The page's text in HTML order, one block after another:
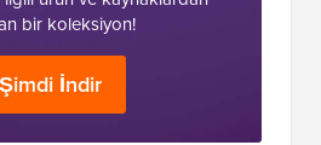
bir koleksiyon!
Şimdi İndir